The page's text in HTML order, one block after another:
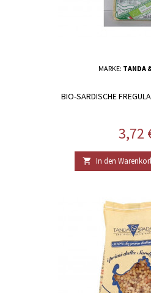
MARKE: TANDA
BIO-SARDISCHE
Preis
3,72
 In den